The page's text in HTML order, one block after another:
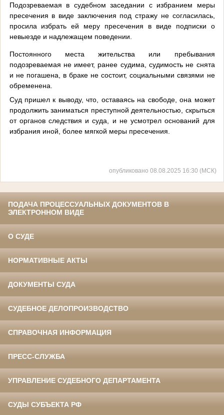
Подозреваемая в судебном заседании с избранием меры
пресечения в виде заключения под стражу не согласилась,
просила избрать ей меру пресечения в виде подписки о
невыезде и надлежащем поведении.
Постоянного места жительства или пребывания
подозреваемая не имеет, ранее судима, судимость не снята
и не погашена, в браке не состоит, социальными связями не
обременена.
Суд пришел к выводу, что, оставаясь на свободе, она может
продолжить заниматься преступной деятельностью, скрыться
от органов следствия и суда, и не усмотрел оснований для
избрания иной, более мягкой меры пресечения.
опубликовано 08.08.2025 16:30 (МСК)
ПОДАЧА ПРОЦЕССУАЛЬНЫХ ДОКУМЕНТОВ В
ЭЛЕКТРОННОМ ВИДЕ
О СУДЕ
НОРМАТИВНЫЕ АКТЫ
ДОКУМЕНТЫ СУДА
СУДЕБНОЕ ДЕЛОПРОИЗВОДСТВО
СПРАВОЧНАЯ ИНФОРМАЦИЯ
ПРЕСС-СЛУЖБА
УПРАВЛЕНИЕ СУДЕБНОГО ДЕПАРТАМЕНТА
СУДЫ СУБЪЕКТА РФ